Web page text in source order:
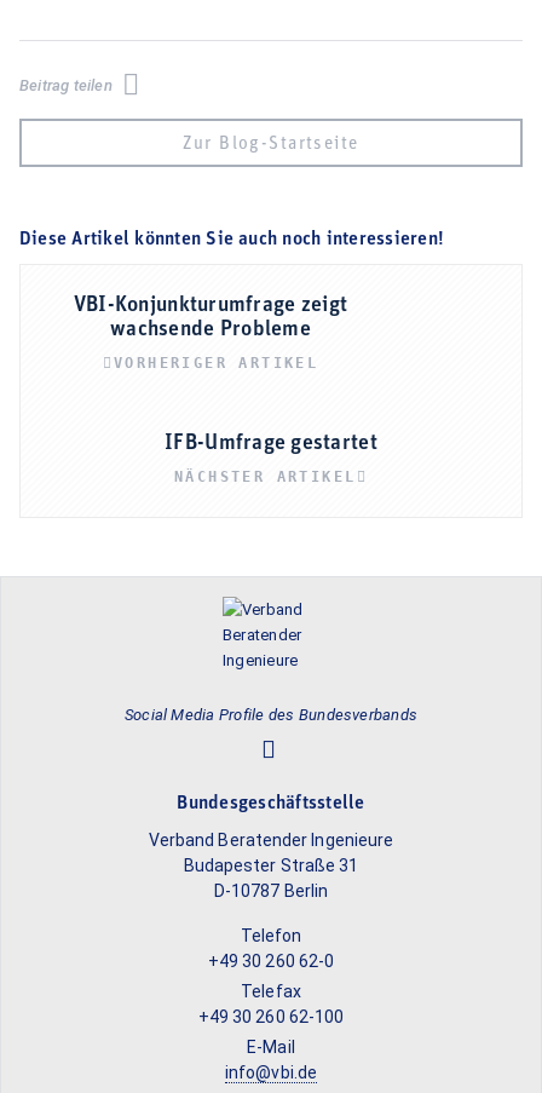
Beitrag teilen
Zur Blog-Startseite
Diese Artikel könnten Sie auch noch interessieren!
VBI-Konjunkturumfrage zeigt
wachsende Probleme
VORHERIGER ARTIKEL
IFB-Umfrage gestartet
NÄCHSTER ARTIKEL
Social Media Profile des Bundesverbands
Bundesgeschäftsstelle
Verband Beratender Ingenieure
Budapester Straße 31
D-10787 Berlin
Telefon
+49 30 260 62-0
Telefax
+49 30 260 62-100
E-Mail
info@vbi.de